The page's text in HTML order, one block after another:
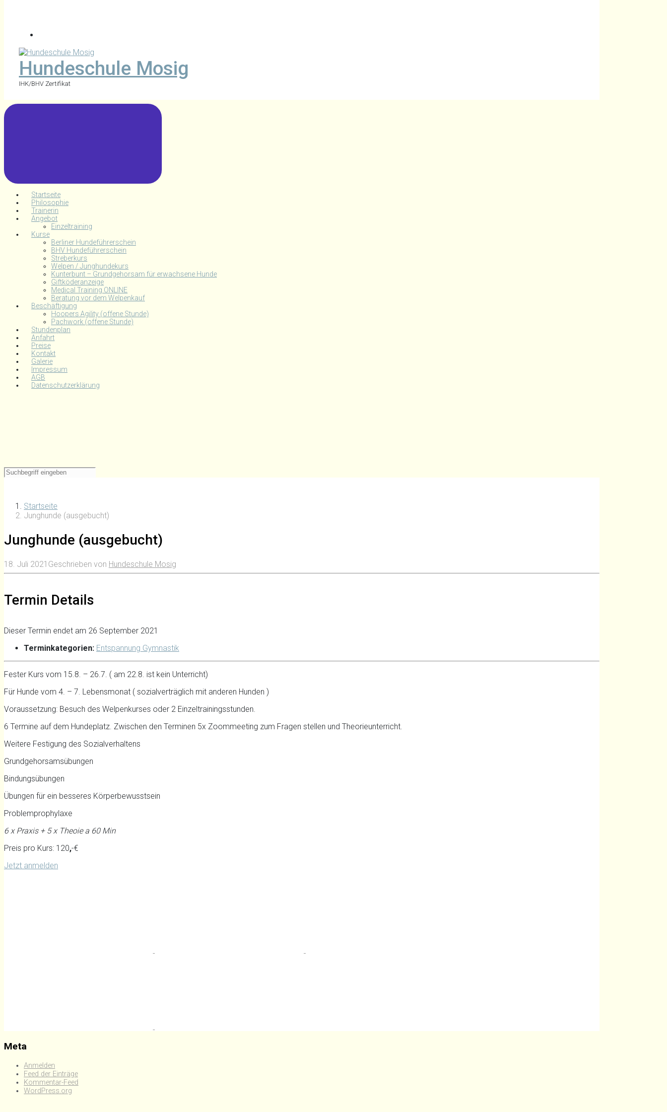
Hundeschule Mosig
IHK/BHV Zertifikat
Startseite
Philosophie
Trainerin
Angebot
Einzeltraining
Kurse
Berliner Hundeführerschein
BHV Hundeführerschein
Streberkurs
Welpen / Junghundekurs
Kunterbunt – Grundgehorsam für erwachsene Hunde
Giftköderanzeige
Medical Training ONLINE
Beratung vor dem Welpenkauf
Beschäftigung
Hoopers Agility (offene Stunde)
Pachwork (offene Stunde)
Stundenplan
Anfahrt
Preise
Kontakt
Galerie
Impressum
AGB
Datenschutzerklärung
Startseite
Junghunde (ausgebucht)
Junghunde (ausgebucht)
18. Juli 2021 Geschrieben von Hundeschule Mosig
Termin Details
Dieser Termin endet am 26 September 2021
Terminkategorien: Entspannung Gymnastik
Fester Kurs vom 15.8. – 26.7. ( am 22.8. ist kein Unterricht)
Für Hunde vom 4. – 7. Lebensmonat ( sozialverträglich mit anderen Hunden )
Voraussetzung: Besuch des Welpenkurses oder 2 Einzeltrainingsstunden.
6 Termine auf dem Hundeplatz. Zwischen den Terminen 5x Zoommeeting zum Fragen stellen und Theorieunterricht.
Weitere Festigung des Sozialverhaltens
Grundgehorsamsübungen
Bindungsübungen
Übungen für ein besseres Körperbewusstsein
Problemprophylaxe
6 x Praxis + 5 x Theoie a 60 Min
Preis pro Kurs: 120,-€
Jetzt anmelden
Meta
Anmelden
Feed der Einträge
Kommentar-Feed
WordPress.org